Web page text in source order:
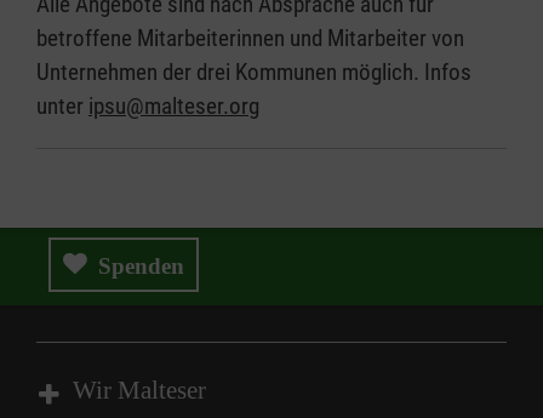
betroffene Mitarbeiterinnen und Mitarbeiter von
Unternehmen der drei Kommunen möglich. Infos
unter ipsu@malteser.org
Spenden
Wir Malteser